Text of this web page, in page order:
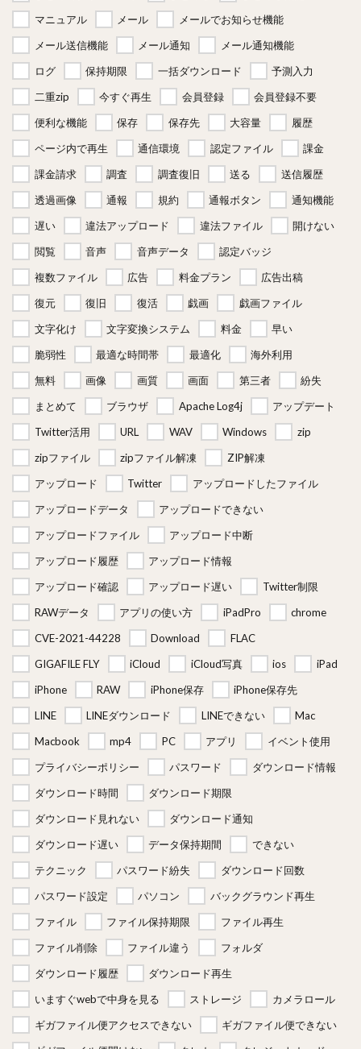
マニュアル
メール
メールでお知らせ機能
メール送信機能
メール通知
メール通知機能
ログ
保持期限 一括ダウンロード
予測入力
二重zip
今すぐ再生 会員登録
会員登録不要
便利な機能
保存 保存先 大容量
履歴
ページ内で再生
通信環境 認定ファイル
課金
課金請求
調査 調査復旧 送る
送信履歴
透過画像
通報 規約 通報ボタン
通知機能
遅い
違法アップロード 違法ファイル
開けない
閲覧
音声 音声データ
認定バッジ
複数ファイル
広告 料金プラン
広告出稿
復元
復旧 復活 戯画
戯画ファイル
文字化け
文字変換システム 料金
早い
脆弱性
最適な時間帯 最適化
海外利用
無料
画像 画質 画面 第三者
紛失
まとめて
ブラウザ Apache Log4j
アップデート
Twitter活用
URL WAV Windows
zip
zipファイル
zipファイル解凍
ZIP解凍
アップロード
Twitter
アップロードしたファイル
アップロードデータ
アップロードできない
アップロードファイル
アップロード中断
アップロード履歴
アップロード情報
アップロード確認
アップロード遅い
Twitter制限
RAWデータ
アプリの使い方 iPadPro
chrome
CVE-2021-44228
Download
FLAC
GIGAFILE FLY
iCloud iCloud写真 ios
iPad
iPhone
RAW iPhone保存
iPhone保存先
LINE
LINEダウンロード LINEできない
Mac
Macbook
mp4 PC アプリ
イベント使用
プライバシーポリシー
パスワード
ダウンロード情報
ダウンロード時間
ダウンロード期限
ダウンロード見れない
ダウンロード通知
ダウンロード遅い
データ保持期間
できない
テクニック
パスワード紛失
ダウンロード回数
パスワード設定
パソコン
バックグラウンド再生
ファイル
ファイル保持期限
ファイル再生
ファイル削除
ファイル違う
フォルダ
ダウンロード履歴
ダウンロード再生
いますぐwebで中身を見る
ストレージ
カメラロール
ギガファイル便アクセスできない
ギガファイル便できない